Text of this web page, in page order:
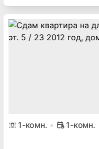
1-комн. 1-комн.